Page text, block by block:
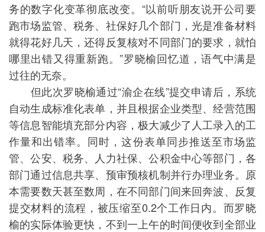
务的数字化变革彻底改变。“以前听朋友说开公司要
跑市场监管、税务、社保好几个部门，光是准备材料
就得花好几天，还得反复核对不同部门的要求，就怕
哪里出错又得重新跑。”罗晓榆回忆道，语气中满是
过往的无奈。
但此次罗晓榆通过“渝企在线”提交申请后，系统
自动生成标准化表单，并且根据企业类型、经营范围
等信息智能填充部分内容，极大减少了人工录入的工
作量和出错率。同时，这份表单同步推送至市场监
管、公安、税务、人力社保、公积金中心等部门，各
部门通过信息共享、预审预核机制并行办理业务。原
本需要数天甚至数周，在不同部门间来回奔波、反复
提交材料的流程，被压缩至0.2个工作日内。而罗晓
榆的实际体验更快，不到一上午的时间便收到全部业